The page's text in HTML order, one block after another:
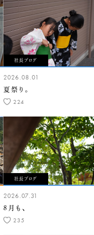
社長ブログ
2026.08.01
夏祭り。
224
社長ブログ
2026.07.31
8月も、
235